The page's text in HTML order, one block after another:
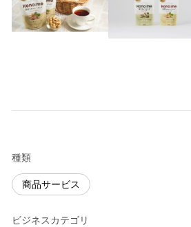
種類
商品サービス
ビジネスカテゴリ